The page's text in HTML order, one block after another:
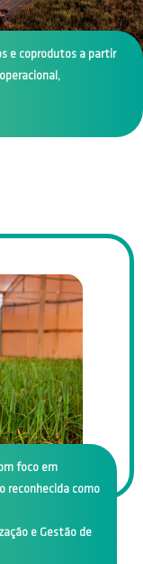
e coprodutos a partir
foco em
reconhecida como
e Gestão de